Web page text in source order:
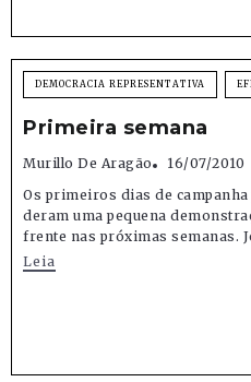
DEMOCRACIA REPRESENTATIVA
Primeira semana
Murillo De Aragão
16/07/2010
Os primeiros dias de
deram uma pequena
frente nas próximas semanas.
Leia